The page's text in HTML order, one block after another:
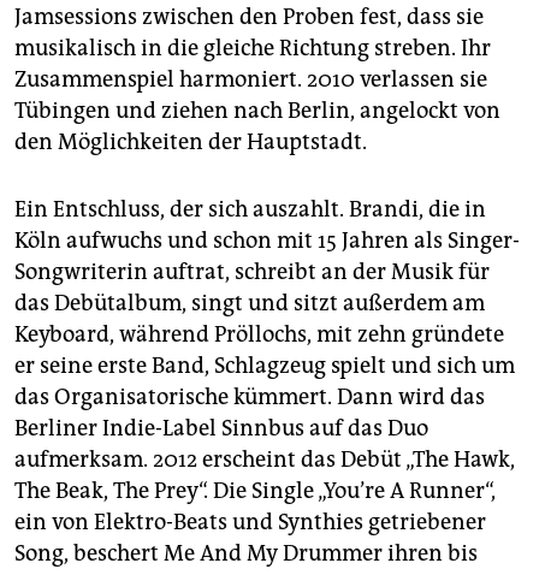
Jamsessions zwischen den Proben fest, dass sie
musikalisch in die gleiche Richtung streben. Ihr
Zusammenspiel harmoniert. 2010 verlassen sie
Tübingen und ziehen nach Berlin, angelockt von
den Möglichkeiten der Hauptstadt.
Ein Entschluss, der sich auszahlt. Brandi, die in
Köln aufwuchs und schon mit 15 Jahren als Singer-
Songwriterin auftrat, schreibt an der Musik für
das Debütalbum, singt und sitzt außerdem am
Keyboard, während Pröllochs, mit zehn gründete
er seine erste Band, Schlagzeug spielt und sich um
das Organisatorische kümmert. Dann wird das
Berliner Indie-Label Sinnbus auf das Duo
aufmerksam. 2012 erscheint das Debüt „The Hawk,
The Beak, The Prey“. Die Single „You’re A Runner“,
ein von Elektro-Beats und Synthies getriebener
Song, beschert Me And My Drummer ihren bis